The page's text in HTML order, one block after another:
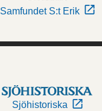
Samfundet S:t Erik
Sjöhistoriska